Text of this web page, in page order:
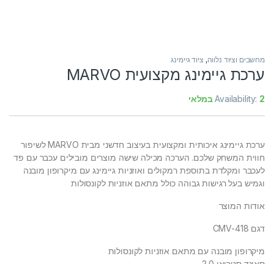
מחשבים וציוד נלווה, ציוד גיימינג
ערכת גיימינג מקצועית MARVO
Availability: 2 במלאי
ערכת גיימינג איכותית ומקצועית בעיצוב חדשני מבית MARVO לשיפור
חווית המשחק שלכם. הערכה מכילה שישה מוצרים מובילים עכבר עם פד
לעכבר ומקלדת בתוספת רמקולים ואוזניות גיימינג עם מיקרופון מובנה
וגמיש בעל רגישות גבוהה כולל מתאם אוזניות לקונסולות
אודות המוצר
דגם CMV-418
מיקרופון מובנה עם מתאם אוזניות לקונסולות